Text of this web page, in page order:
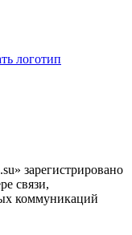
логотип
зарегистрировано
связи,
коммуникаций